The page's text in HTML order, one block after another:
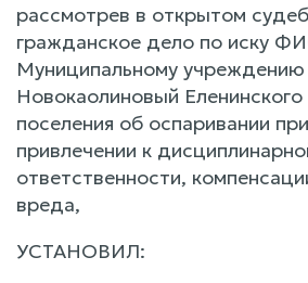
рассмотрев в открытом
гражданское дело по иску
Муниципальному
Новокаолиновый Еленинского
поселения об оспаривании
привлечении к
ответственности,
вреда,
УСТАНОВИЛ: